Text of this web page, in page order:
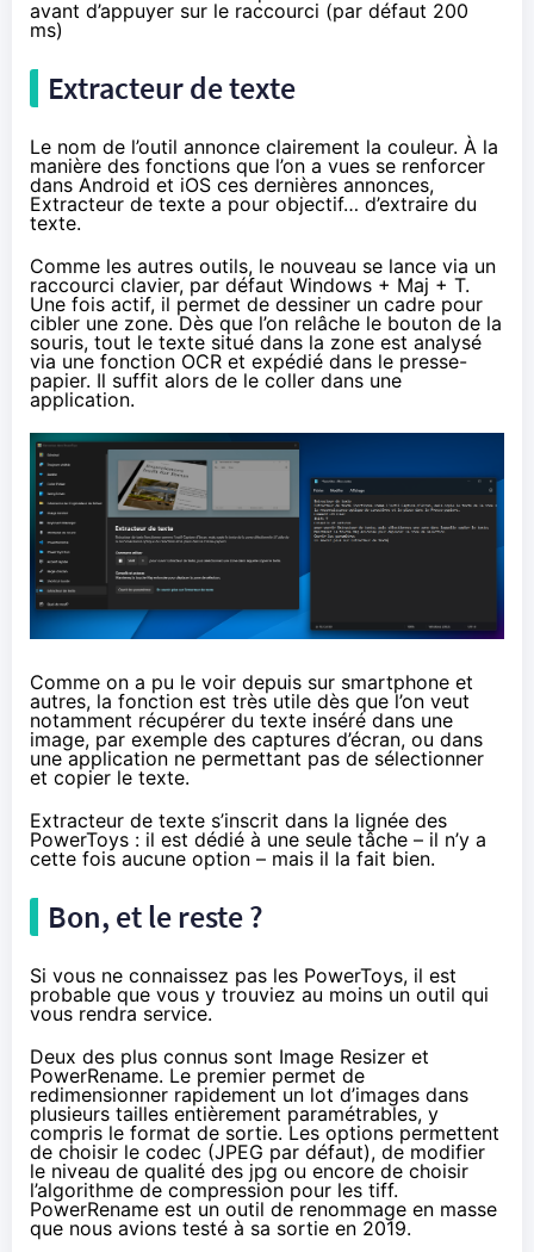
avant d’appuyer sur le raccourci (par défaut 200
ms)
Extracteur de texte
Le nom de l’outil annonce clairement la couleur. À la
manière des fonctions que l’on a vues se renforcer
dans Android et iOS ces dernières annonces,
Extracteur de texte a pour objectif… d’extraire du
texte.
Comme les autres outils, le nouveau se lance via un
raccourci clavier, par défaut Windows + Maj + T.
Une fois actif, il permet de dessiner un cadre pour
cibler une zone. Dès que l’on relâche le bouton de la
souris, tout le texte situé dans la zone est analysé
via une fonction OCR et expédié dans le presse-
papier. Il suffit alors de le coller dans une
application.
Comme on a pu le voir depuis sur smartphone et
autres, la fonction est très utile dès que l’on veut
notamment récupérer du texte inséré dans une
image, par exemple des captures d’écran, ou dans
une application ne permettant pas de sélectionner
et copier le texte.
Extracteur de texte s’inscrit dans la lignée des
PowerToys : il est dédié à une seule tâche – il n’y a
cette fois aucune option – mais il la fait bien.
Bon, et le reste ?
Si vous ne connaissez pas les PowerToys, il est
probable que vous y trouviez au moins un outil qui
vous rendra service.
Deux des plus connus sont Image Resizer et
PowerRename. Le premier permet de
redimensionner rapidement un lot d’images dans
plusieurs tailles entièrement paramétrables, y
compris le format de sortie. Les options permettent
de choisir le codec (JPEG par défaut), de modifier
le niveau de qualité des jpg ou encore de choisir
l’algorithme de compression pour les tiff.
PowerRename est un outil de renommage en masse
que nous avions testé à sa sortie en 2019.